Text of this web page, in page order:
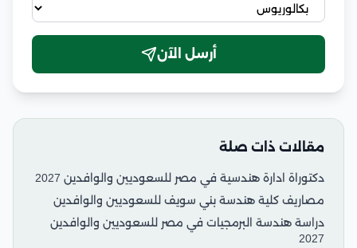
أرسل الآن
مقالات ذات صلة
دكتوراة ادارة هندسية في مصر للسعوديين والوافدين 2027
مصاريف كلية هندسة بني سويف للسعوديين والوافدين
دراسة هندسة البرمجيات في مصر للسعوديين والوافدين
2027